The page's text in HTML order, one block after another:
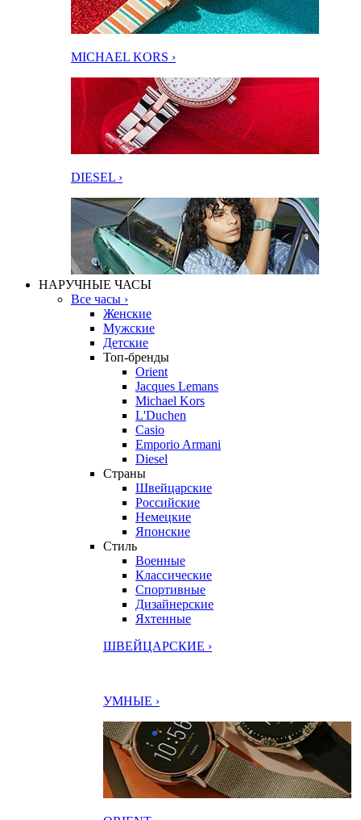
MICHAEL KORS ›
DIESEL ›
НАРУЧНЫЕ ЧАСЫ
Все часы ›
Женские
Мужские
Детские
Топ-бренды
Orient
Jacques Lemans
Michael Kors
L'Duchen
Casio
Emporio Armani
Diesel
Страны
Швейцарские
Российские
Немецкие
Японские
Стиль
Военные
Классические
Спортивные
Дизайнерские
Яхтенные
ШВЕЙЦАРСКИЕ ›
УМНЫЕ ›